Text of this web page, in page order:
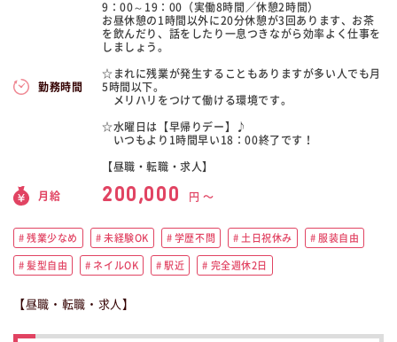
勤務時間
9：00～19：00（実働8時間／休憩2時間）
お昼休憩の1時間以外に20分休憩が3回あります、お茶
を飲んだり、話をしたり一息つきながら効率よく仕事を
しましょう。
☆まれに残業が発生することもありますが多い人でも月
5時間以下。
メリハリをつけて働ける環境です。
☆水曜日は【早帰りデー】♪
いつもより1時間早い18：00終了です！
【昼職・転職・求人】
月給 200,000 円 〜
残業少なめ 未経験OK 学歴不問 土日祝休み 服装自由
髪型自由 ネイルOK 駅近 完全週休2日
【昼職・転職・求人】